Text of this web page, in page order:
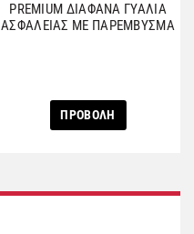
PREMIUM ΔΙΑΦΑΝΑ ΓΥΑΛΙΑ
ΑΣΦΑΛΕΙΑΣ ΜΕ ΠΑΡΕΜΒΥΣΜΑ
ΠΡΟΒΟΛΗ